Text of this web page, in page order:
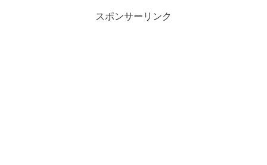
スポンサーリンク